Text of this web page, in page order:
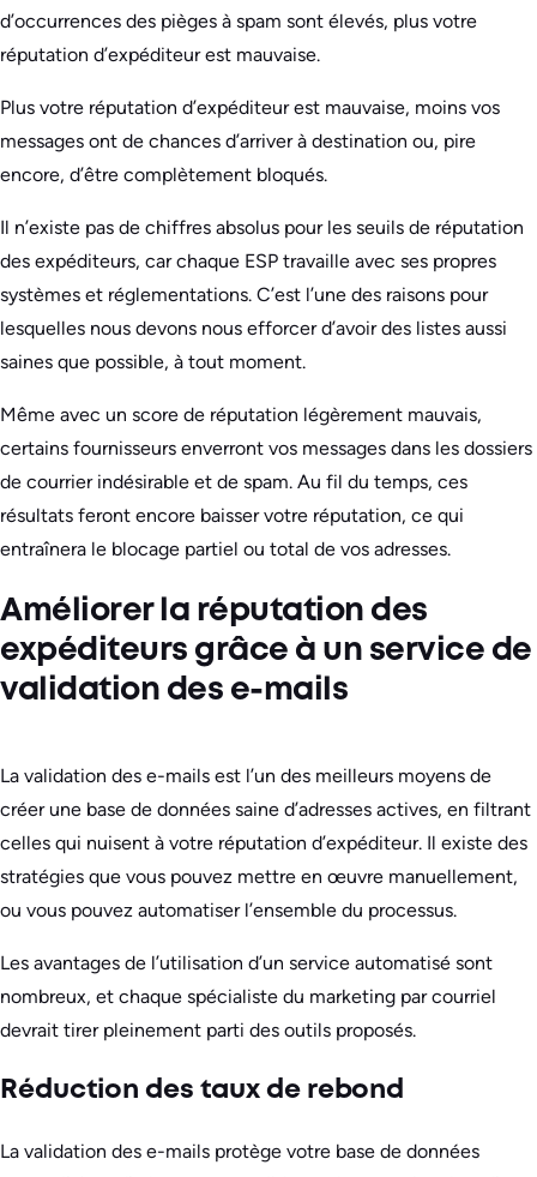
d’occurrences des pièges à spam sont élevés, plus votre
réputation d’expéditeur est mauvaise.
Plus votre réputation d’expéditeur est mauvaise, moins vos
messages ont de chances d’arriver à destination ou, pire
encore, d’être complètement bloqués.
Il n’existe pas de chiffres absolus pour les seuils de réputation
des expéditeurs, car chaque ESP travaille avec ses propres
systèmes et réglementations. C’est l’une des raisons pour
lesquelles nous devons nous efforcer d’avoir des listes aussi
saines que possible, à tout moment.
Même avec un score de réputation légèrement mauvais,
certains fournisseurs enverront vos messages dans les dossiers
de courrier indésirable et de spam. Au fil du temps, ces
résultats feront encore baisser votre réputation, ce qui
entraînera le blocage partiel ou total de vos adresses.
Améliorer la réputation des
expéditeurs grâce à un service de
validation des e-mails
La validation des e-mails est l’un des meilleurs moyens de
créer une base de données saine d’adresses actives, en filtrant
celles qui nuisent à votre réputation d’expéditeur. Il existe des
stratégies que vous pouvez mettre en œuvre manuellement,
ou vous pouvez automatiser l’ensemble du processus.
Les avantages de l’utilisation d’un service automatisé sont
nombreux, et chaque spécialiste du marketing par courriel
devrait tirer pleinement parti des outils proposés.
Réduction des taux de rebond
La validation des e-mails protège votre base de données